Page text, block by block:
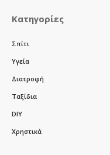
Κατηγορίες
Σπίτι
Υγεία
Διατροφή
Ταξίδια
DIY
Χρηστικά